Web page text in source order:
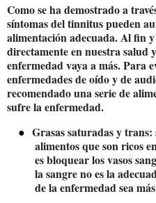
Como se ha demostrado a
síntomas del tinnitus pueden
alimentación adecuada. Al fin
directamente en nuestra salud
enfermedad vaya a más. Para
enfermedades de oído y de
recomendado una serie de
sufre la enfermedad.
● Grasas saturadas y trans:
alimentos que son ricos
es bloquear los vasos
la sangre no es la
de la enfermedad sea